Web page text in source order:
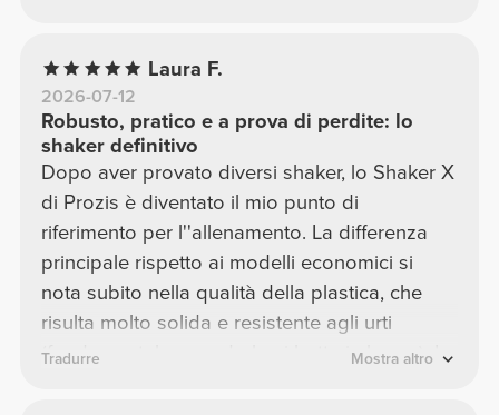
Laura F.
2026-07-12
Robusto, pratico e a prova di perdite: lo
shaker definitivo
Dopo aver provato diversi shaker, lo Shaker X
di Prozis è diventato il mio punto di
riferimento per l''allenamento. La differenza
principale rispetto ai modelli economici si
nota subito nella qualità della plastica, che
risulta molto solida e resistente agli urti
(fondamentale quando lo si butta in borsa). La
Tradurre Mostra altro